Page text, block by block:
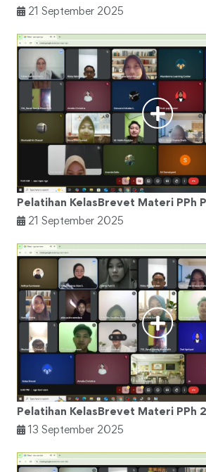
21 September 2025
Pelatihan KelasBrevet Materi PPh
21 September 2025
Pelatihan KelasBrevet Materi PPh
13 September 2025